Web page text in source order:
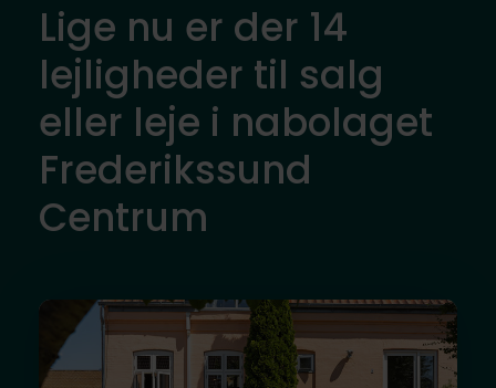
Lige nu er der 14
lejligheder til salg
eller leje i nabolaget
Frederikssund
Centrum